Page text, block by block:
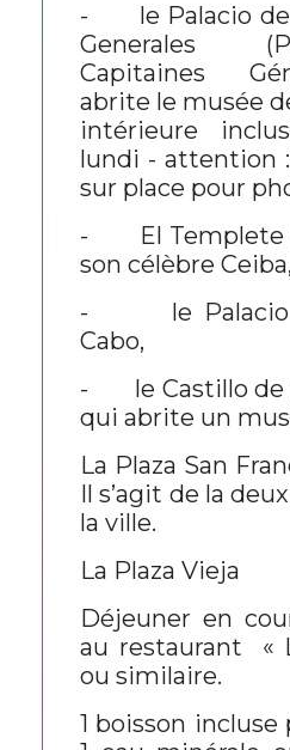
- le Palacio de
Generales
Capitaines
abrite le musée
intérieure
lundi - attention
sur place pour
- El Templete
son célèbre Ceiba,
- le Palacio
Cabo,
- le Castillo de
qui abrite un
La Plaza San
Il s’agit de la
la ville.
La Plaza Vieja
Déjeuner en
au restaurant «
ou similaire.
1 boisson incluse